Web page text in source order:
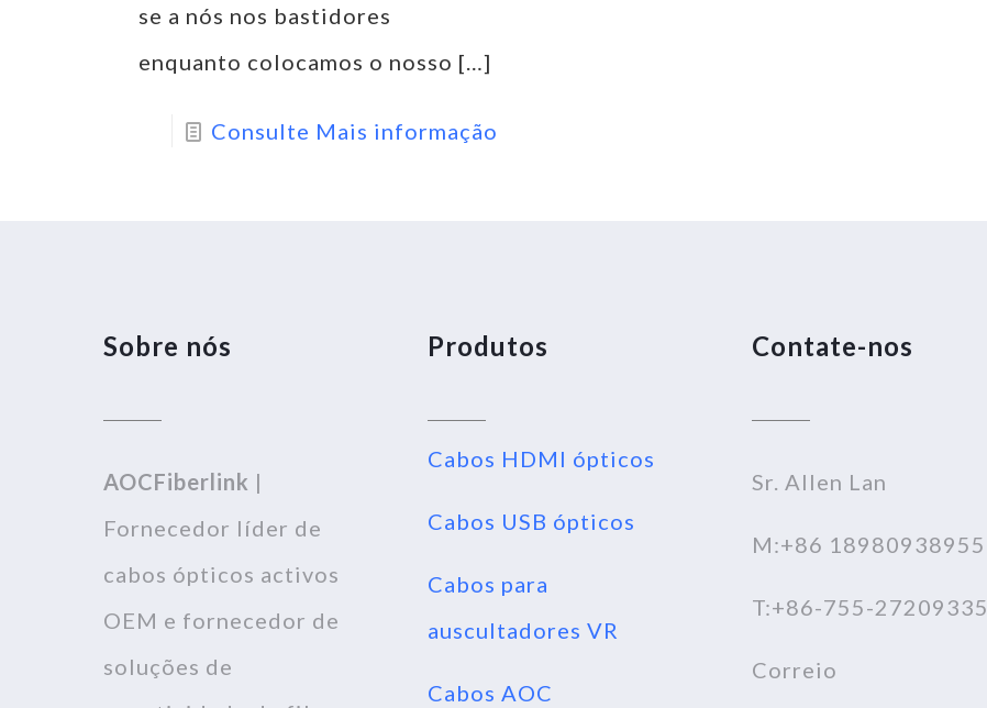
se a nós nos bastidores
enquanto colocamos o nosso […]
Consulte Mais informação
Sobre nós
AOCFiberlink |
Fornecedor líder de
cabos ópticos activos
OEM e fornecedor de
soluções de
Produtos
Cabos HDMI ópticos
Cabos USB ópticos
Cabos para
auscultadores VR
Cabos AOC
Contate-nos
Sr. Allen Lan
M:+86 18980938955
T:+86-755-27209335
Correio